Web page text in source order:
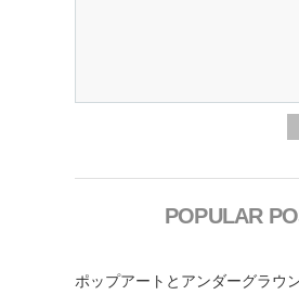
POPULAR
ポップアートとアンダーグラウ